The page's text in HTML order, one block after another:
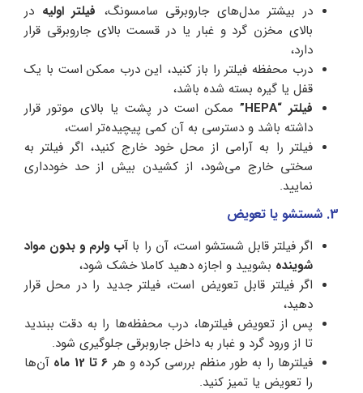
در بیشتر مدل‌های جاروبرقی سامسونگ، فیلتر اولیه در
بالای مخزن گرد و غبار یا در قسمت بالای جاروبرقی قرار
دارد،
درب محفظه فیلتر را باز کنید، این درب ممکن است با یک
قفل یا گیره بسته شده باشد،
فیلتر “HEPA”
ممکن است در پشت یا بالای موتور قرار
داشته باشد و دسترسی به آن کمی پیچیده‌تر است،
فیلتر را به آرامی از محل خود خارج کنید، اگر فیلتر به
سختی خارج می‌شود، از کشیدن بیش از حد خودداری
نمایید.
3. شستشو یا تعویض
اگر فیلتر قابل شستشو است، آن را با آب ولرم و بدون مواد
شوینده بشویید و اجازه دهید کاملا خشک شود،
اگر فیلتر قابل تعویض است، فیلتر جدید را در محل قرار
دهید،
پس از تعویض فیلترها، درب محفظه‌ها را به دقت ببندید
تا از ورود گرد و غبار به داخل جاروبرقی جلوگیری شود.
فیلترها را به طور منظم بررسی کرده و هر
آن‌ها
را تعویض یا تمیز کنید.